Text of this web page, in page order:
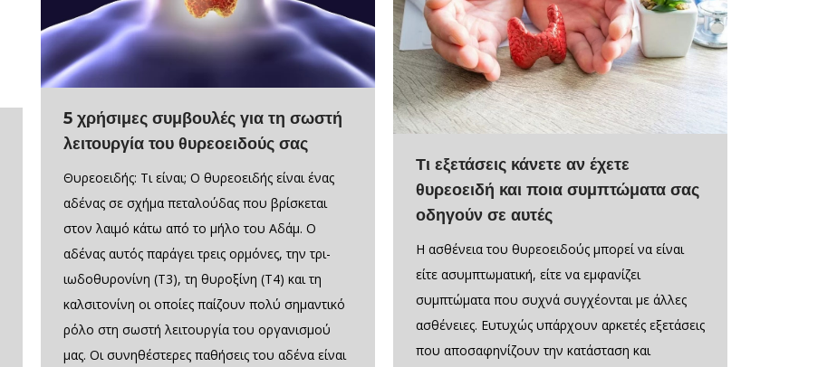
5 χρήσιμες συμβουλές για τη σωστή
λειτουργία του θυρεοειδούς σας
Θυρεοειδής: Τι είναι; Ο θυρεοειδής είναι ένας
αδένας σε σχήμα πεταλούδας που βρίσκεται
στον λαιμό κάτω από το μήλο του Αδάμ. Ο
αδένας αυτός παράγει τρεις ορμόνες, την τρι-
ιωδοθυρονίνη (Τ3), τη θυροξίνη (Τ4) και τη
καλσιτονίνη οι οποίες παίζουν πολύ σημαντικό
ρόλο στη σωστή λειτουργία του οργανισμού
μας. Οι συνηθέστερες παθήσεις του αδένα είναι
Τι εξετάσεις κάνετε αν έχετε
θυρεοειδή και ποια συμπτώματα σας
οδηγούν σε αυτές
Η ασθένεια του θυρεοειδούς μπορεί να είναι
είτε ασυμπτωματική, είτε να εμφανίζει
συμπτώματα που συχνά συγχέονται με άλλες
ασθένειες. Ευτυχώς υπάρχουν αρκετές εξετάσεις
που αποσαφηνίζουν την κατάσταση και